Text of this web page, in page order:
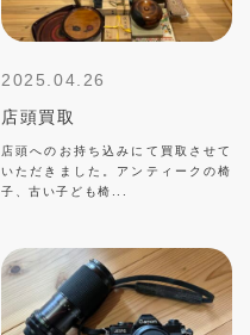
2025.04.26
店頭買取
店頭へのお持ち込みにて買取させて
いただきました。アンティークの椅
子、古い子ども椅...